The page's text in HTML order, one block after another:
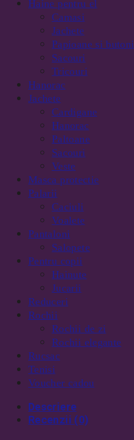
Haine pentru el
Camasi
Jachete
Papioane si butoni
Sacouri
Tricouri
Hanorac
Jachete
Cardigane
Hanorac
Paltoane
Sacouri
Veste
Masca protectie
Palarii
Caciuli
Voalete
Pantaloni
Salopete
Pentru copii
Hainute
Jucarii
Reduceri
Rochii
Rochii de zi
Rochii elegante
Rucsac
Tenisi
Voucher cadou
Descriere
Recenzii (0)